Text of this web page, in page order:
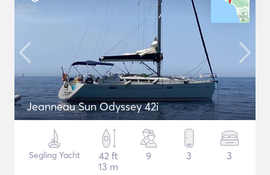
Jeanneau Sun Odyssey 42i
Segling Yacht
42 ft
13 m
9 3 3